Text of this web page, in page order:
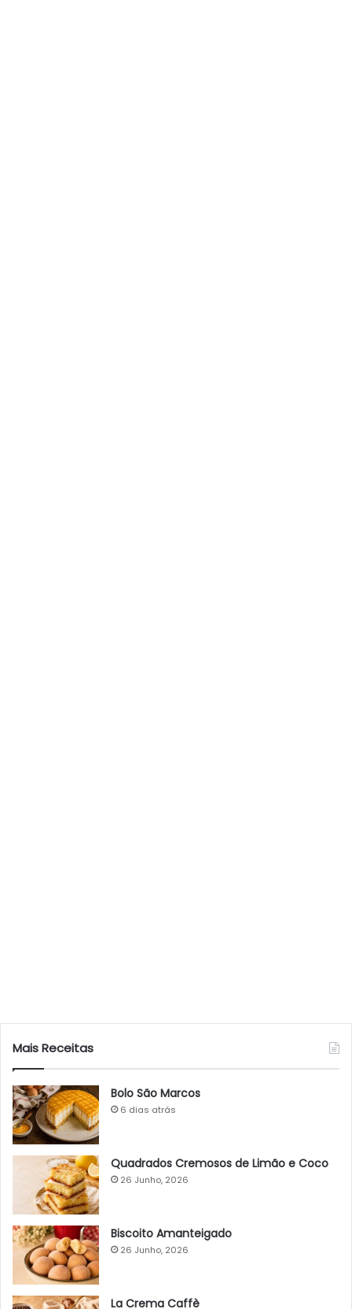
Mais Receitas
Bolo São Marcos
6 dias atrás
Quadrados Cremosos de Limão e Coco
26 Junho, 2026
Biscoito Amanteigado
26 Junho, 2026
La Crema Caffè